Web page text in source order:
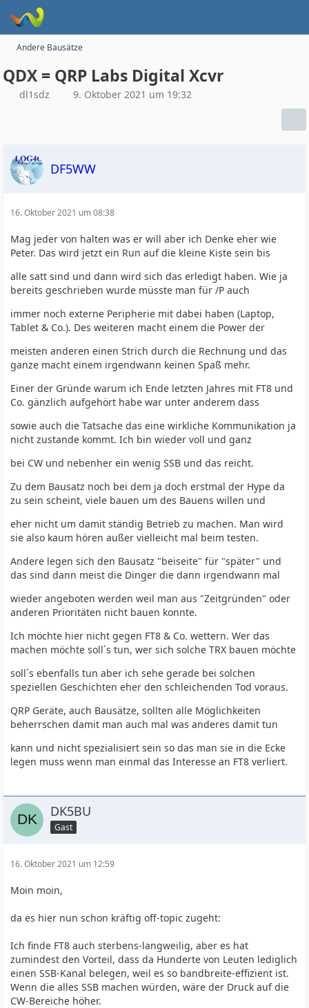
Andere Bausätze
QDX = QRP Labs Digital Xcvr
dl1sdz 9. Oktober 2021 um 19:32
DF5WW
16. Oktober 2021 um 08:38
Mag jeder von halten was er will aber ich Denke eher wie
Peter. Das wird jetzt ein Run auf die kleine Kiste sein bis
alle satt sind und dann wird sich das erledigt haben. Wie ja
bereits geschrieben wurde müsste man für /P auch
immer noch externe Peripherie mit dabei haben (Laptop,
Tablet & Co.). Des weiteren macht einem die Power der
meisten anderen einen Strich durch die Rechnung und das
ganze macht einem irgendwann keinen Spaß mehr.
Einer der Gründe warum ich Ende letzten Jahres mit FT8 und
Co. gänzlich aufgehört habe war unter anderem dass
sowie auch die Tatsache das eine wirkliche Kommunikation ja
nicht zustande kommt. Ich bin wieder voll und ganz
bei CW und nebenher ein wenig SSB und das reicht.
Zu dem Bausatz noch bei dem ja doch erstmal der Hype da
zu sein scheint, viele bauen um des Bauens willen und
eher nicht um damit ständig Betrieb zu machen. Man wird
sie also kaum hören außer vielleicht mal beim testen.
Andere legen sich den Bausatz "beiseite" für "später" und
das sind dann meist die Dinger die dann irgendwann mal
wieder angeboten werden weil man aus "Zeitgründen" oder
anderen Prioritäten nicht bauen konnte.
Ich möchte hier nicht gegen FT8 & Co. wettern. Wer das
machen möchte soll´s tun, wer sich solche TRX bauen möchte
soll´s ebenfalls tun aber ich sehe gerade bei solchen
speziellen Geschichten eher den schleichenden Tod voraus.
QRP Geräte, auch Bausätze, sollten alle Möglichkeiten
beherrschen damit man auch mal was anderes damit tun
kann und nicht spezialisiert sein so das man sie in die Ecke
legen muss wenn man einmal das Interesse an FT8 verliert.
DK5BU
Gast
16. Oktober 2021 um 12:59
Moin moin,
da es hier nun schon kräftig off-topic zugeht:
Ich finde FT8 auch sterbens-langweilig, aber es hat
zumindest den Vorteil, dass da Hunderte von Leuten lediglich
einen SSB-Kanal belegen, weil es so bandbreite-effizient ist.
Wenn die alles SSB machen würden, wäre der Druck auf die
CW-Bereiche höher.